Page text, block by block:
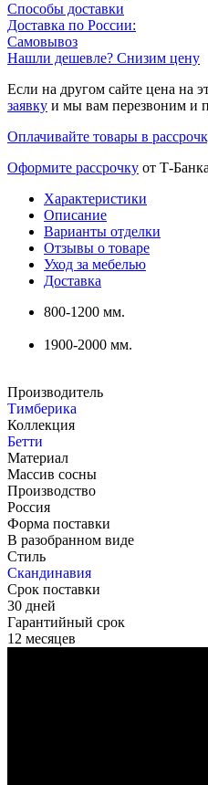
Способы доставки
Доставка по России:
Самовывоз
Нашли дешевле? Снизим цену
Если на другом сайте цена на
заявку и мы вам перезвоним и
Оплачивайте товары в
Оформите рассрочку от Т-
Характеристики
Описание
Варианты отделки
Отзывы о товаре
Уход за мебелью
Доставка
800-1200 мм.
1900-2000 мм.
Производитель
Тимберика
Коллекция
Бетти
Материал
Массив сосны
Производство
Россия
Форма поставки
В разобранном виде
Стиль
Скандинавия
Срок поставки
30 дней
Гарантийный срок
12 месяцев